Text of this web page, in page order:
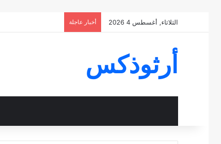
الثلاثاء, أغسطس 4 2026 أخبار عاجلة
أرثوذكس